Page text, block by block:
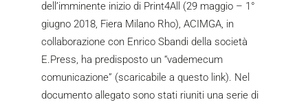
dell’imminente inizio di Print4All (29 maggio – 1°
giugno 2018, Fiera Milano Rho), ACIMGA, in
collaborazione con Enrico Sbandi della società
E.Press, ha predisposto un “vademecum
comunicazione” (scaricabile a questo link). Nel
documento allegato sono stati riuniti una serie di